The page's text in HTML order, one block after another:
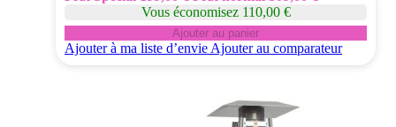
Vous économisez 110,00 €
Ajouter au panier
Ajouter à ma liste d’envie Ajouter au comparateur